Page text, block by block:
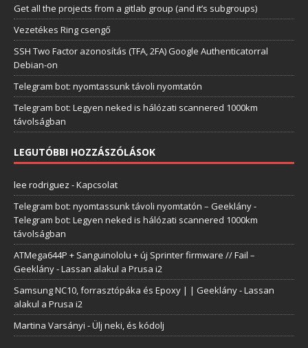
Get all the projects from a gitlab group (and it’s subgroups)
Vezetékes Ring csengő
SSH Two Factor azonosítás (TFA, 2FA) Google Authenticatorral
Debian-on
Telegram bot: nyomtassunk távoli nyomtatón
Telegram bot: Legyen neked is hálózati scannered 1000km
távolságban
LEGUTÓBBI HOZZÁSZÓLÁSOK
lee rodriguez -Kapcsolat
Telegram bot: nyomtassunk távoli nyomtatón – Geeklány-
Telegram bot: Legyen neked is hálózati scannered 1000km
távolságban
ATMega644P + Sanguinololu + új Sprinter firmware // Fail –
Geeklány-Lassan alakul a Prusa i2
Samsung NC10, forrasztópáka és Epoxy | | Geeklány-Lassan
alakul a Prusa i2
Martina Varsányi -Ülj neki, és kódolj